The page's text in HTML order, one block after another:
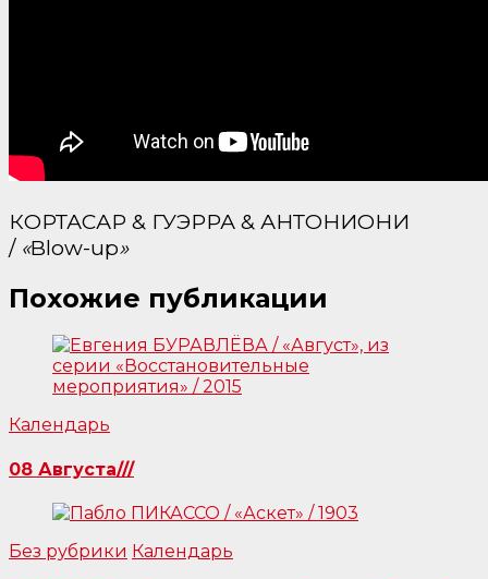
КОРТАСАР & ГУЭРРА & АНТОНИОНИ
/ «Blow-up»
Похожие публикации
Календарь
08 Августа///
Без рубрики Календарь